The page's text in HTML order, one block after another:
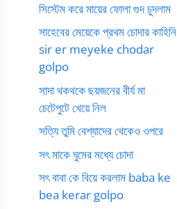
সিস্টেম করে মায়ের ফোলা গুদ চুদলাম
সাহেবের মেয়েকে প্রথম চোদার কাহিনি
sir er meyeke chodar
golpo
সাদা থকথকে ছয়জনের বীর্য মা
চেটেপুটে খেয়ে নিল
সত্যি তুমি বেশ্যাদের থেকেও ওপরে
সৎ মাকে ঘুমের মধ্যে চোদা
সৎ বাবা কে বিয়ে করলাম baba ke
bea kerar golpo